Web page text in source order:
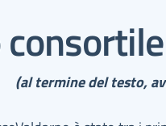
(al termine del testo,